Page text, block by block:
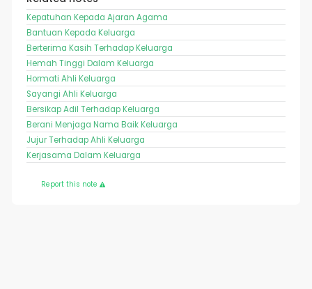
Kepatuhan Kepada Ajaran Agama
Bantuan Kepada Keluarga
Berterima Kasih Terhadap Keluarga
Hemah Tinggi Dalam Keluarga
Hormati Ahli Keluarga
Sayangi Ahli Keluarga
Bersikap Adil Terhadap Keluarga
Berani Menjaga Nama Baik Keluarga
Jujur Terhadap Ahli Keluarga
Kerjasama Dalam Keluarga
Report this note